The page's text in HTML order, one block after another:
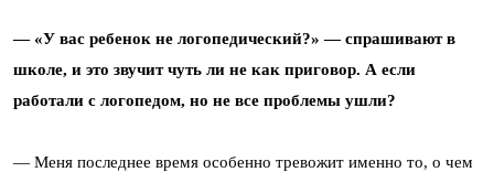
— «У вас ребенок не логопедический?» — спрашивают в
школе, и это звучит чуть ли не как приговор. А если
работали с логопедом, но не все проблемы ушли?
— Меня последнее время особенно тревожит именно то, о чем